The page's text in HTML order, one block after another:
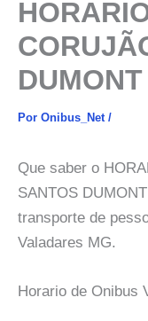
Por Onibus_Net /
Que saber o
SANTOS
transporte de
Valadares MG.
Horario de Onibus